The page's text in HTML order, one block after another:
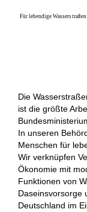
Die
ist die größte
In unseren
Menschen für
Wir verknüpfen
Ökonomie mit
Funktionen von
Daseinsvorsorge
Deutschland im